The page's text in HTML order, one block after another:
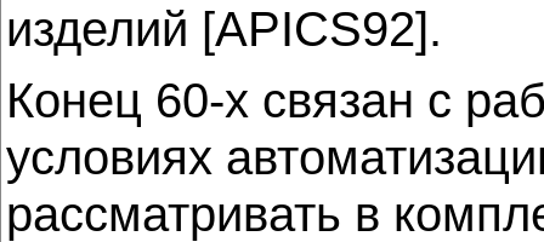
изделий [APICS92].
Конец 60-х связан с
условиях
рассматривать в